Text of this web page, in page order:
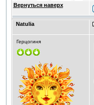
Вернуться наверх
Natulia
Герцогиня